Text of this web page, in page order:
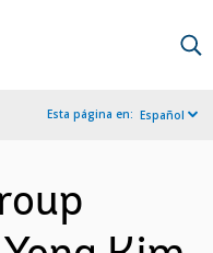
Esta página en: Español